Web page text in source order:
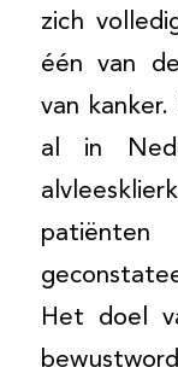
zich
één van
van
al in
Het doel